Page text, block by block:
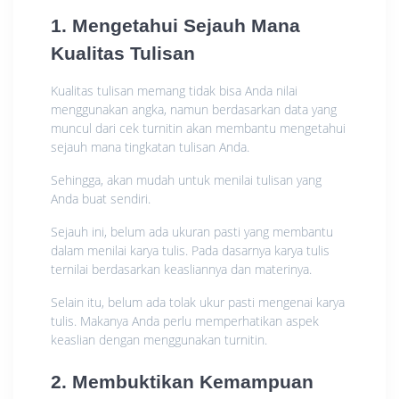
1. Mengetahui Sejauh Mana
Kualitas Tulisan
Kualitas tulisan memang tidak bisa Anda nilai
menggunakan angka, namun berdasarkan data yang
muncul dari cek turnitin akan membantu mengetahui
sejauh mana tingkatan tulisan Anda.
Sehingga, akan mudah untuk menilai tulisan yang
Anda buat sendiri.
Sejauh ini, belum ada ukuran pasti yang membantu
dalam menilai karya tulis. Pada dasarnya karya tulis
ternilai berdasarkan keasliannya dan materinya.
Selain itu, belum ada tolak ukur pasti mengenai karya
tulis. Makanya Anda perlu memperhatikan aspek
keaslian dengan menggunakan turnitin.
2. Membuktikan Kemampuan